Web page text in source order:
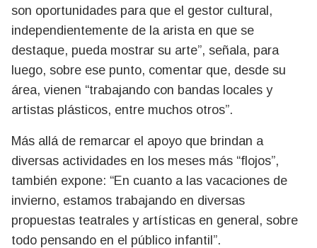
son oportunidades para que el gestor cultural,
independientemente de la arista en que se
destaque, pueda mostrar su arte”, señala, para
luego, sobre ese punto, comentar que, desde su
área, vienen “trabajando con bandas locales y
artistas plásticos, entre muchos otros”.
Más allá de remarcar el apoyo que brindan a
diversas actividades en los meses más “flojos”,
también expone: “En cuanto a las vacaciones de
invierno, estamos trabajando en diversas
propuestas teatrales y artísticas en general, sobre
todo pensando en el público infantil”.